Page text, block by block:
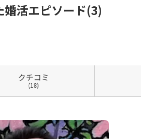
活エピソード(3)
クチコミ
(18)